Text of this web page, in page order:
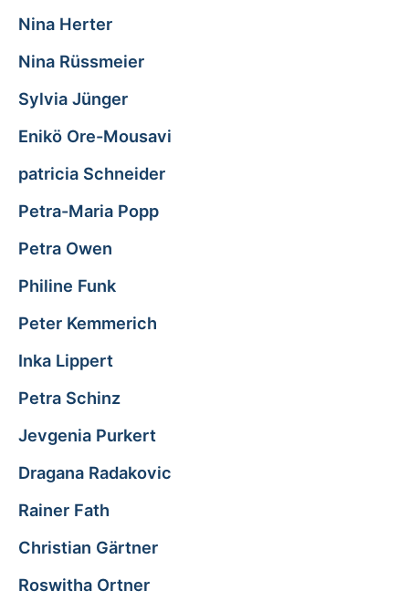
Nina Herter
Nina Rüssmeier
Sylvia Jünger
Enikö Ore-Mousavi
patricia Schneider
Petra-Maria Popp
Petra Owen
Philine Funk
Peter Kemmerich
Inka Lippert
Petra Schinz
Jevgenia Purkert
Dragana Radakovic
Rainer Fath
Christian Gärtner
Roswitha Ortner